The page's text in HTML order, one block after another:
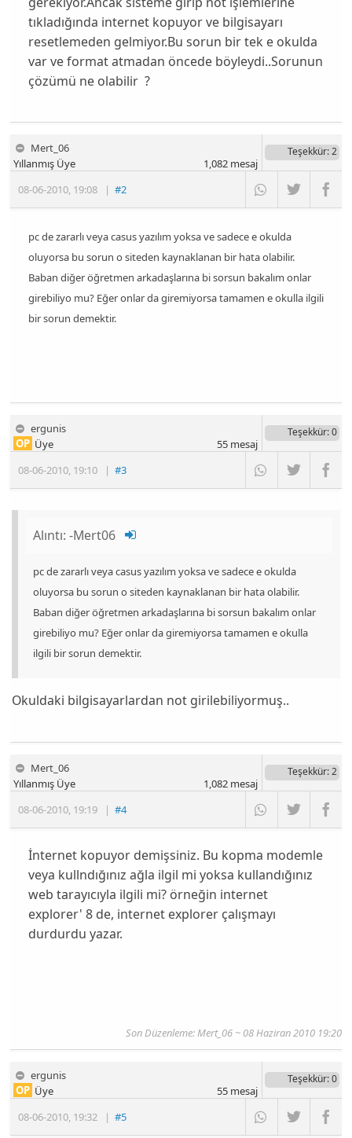
tıkladığında internet kopuyor ve bilgisayarı
resetlemeden gelmiyor.Bu sorun bir tek e okulda
var ve format atmadan öncede böyleydi..Sorunun
çözümü ne olabilir ?
Mert_06
08-06-2010, 19:08 |#2
Yıllanmış Üye
Teşekkür: 2
1,082mesaj
pc de zararlı veya casus yazılım yoksa ve sadece e okulda
oluyorsa bu sorun o siteden kaynaklanan bir hata olabilir.
Baban diğer öğretmen arkadaşlarına bi sorsun bakalım onlar
girebiliyo mu? Eğer onlar da giremiyorsa tamamen e okulla ilgili
bir sorun demektir.
ergunis
08-06-2010, 19:10 |#3
OP Üye
Teşekkür: 0
55mesaj
Alıntı:-Mert06
pc de zararlı veya casus yazılım yoksa ve sadece e okulda
oluyorsa bu sorun o siteden kaynaklanan bir hata olabilir.
Baban diğer öğretmen arkadaşlarına bi sorsun bakalım onlar
girebiliyo mu? Eğer onlar da giremiyorsa tamamen e okulla
ilgili bir sorun demektir.
Okuldaki bilgisayarlardan not girilebiliyormuş..
Mert_06
08-06-2010 19:19 |#4
Yıllanmış Üye
Teşekkür: 2
1,082mesaj
İnternet kopuyor demişsiniz. Bu kopma modemle
veya kullndığınız ağla ilgil mi yoksa kullandığınız
web tarayıcıyla ilgili mi? örneğin internet
explorer' 8 de, internet explorer çalışmayı
durdurdu yazar.
Son Düzenleme: Mert_06 ~ 08 Haziran 2010 19:20
ergunis
08-06-2010, 19:32 |#5
OP Üye
Teşekkür: 0
55mesaj